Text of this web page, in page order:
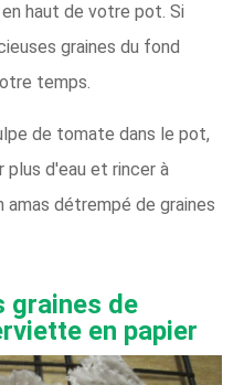
haut de votre pot. Si
graines du fond
temps.
de tomate dans le pot,
d'eau et rincer à
amas détrempé de graines
graines de
en papier